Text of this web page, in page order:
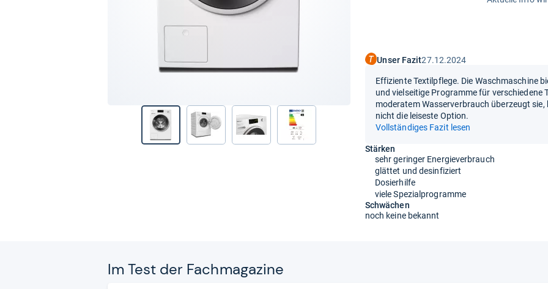
Unser Fazit27.12.2024
Effiziente Textilpflege. Die Waschmaschine
und vielseitige Programme für verschiedene
moderatem Wasserverbrauch überzeugt
nicht die leiseste Option.
Vollständiges Fazit lesen
Stärken
sehr geringer Energieverbrauch
glättet und desinfiziert
Dosierhilfe
viele Spezialprogramme
Schwächen
noch keine bekannt
Im Test der Fach­ma­ga­zine